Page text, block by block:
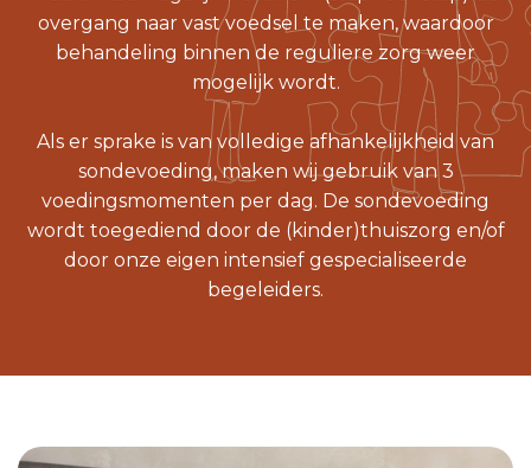
overgang naar vast voedsel te maken, waardoor
behandeling binnen de reguliere zorg weer
mogelijk wordt.
Als er sprake is van volledige afhankelijkheid van
sondevoeding, maken wij gebruik van 3
voedingsmomenten per dag. De sondevoeding
wordt toegediend door de (kinder)thuiszorg en/of
door onze eigen intensief gespecialiseerde
begeleiders.